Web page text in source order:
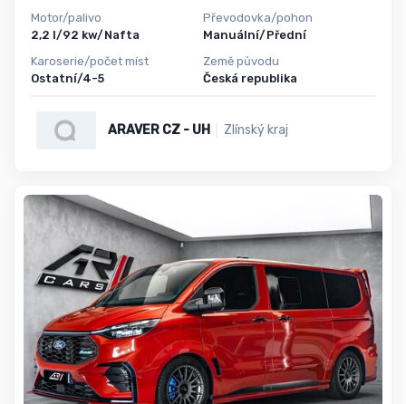
Motor/palivo
2,2 l/92 kw/Nafta
Karoserie/počet míst
Ostatní/4-5
Převodovka/pohon
Manuální/Přední
Země původu
Česká republika
ARAVER CZ - UH Zlínský kraj